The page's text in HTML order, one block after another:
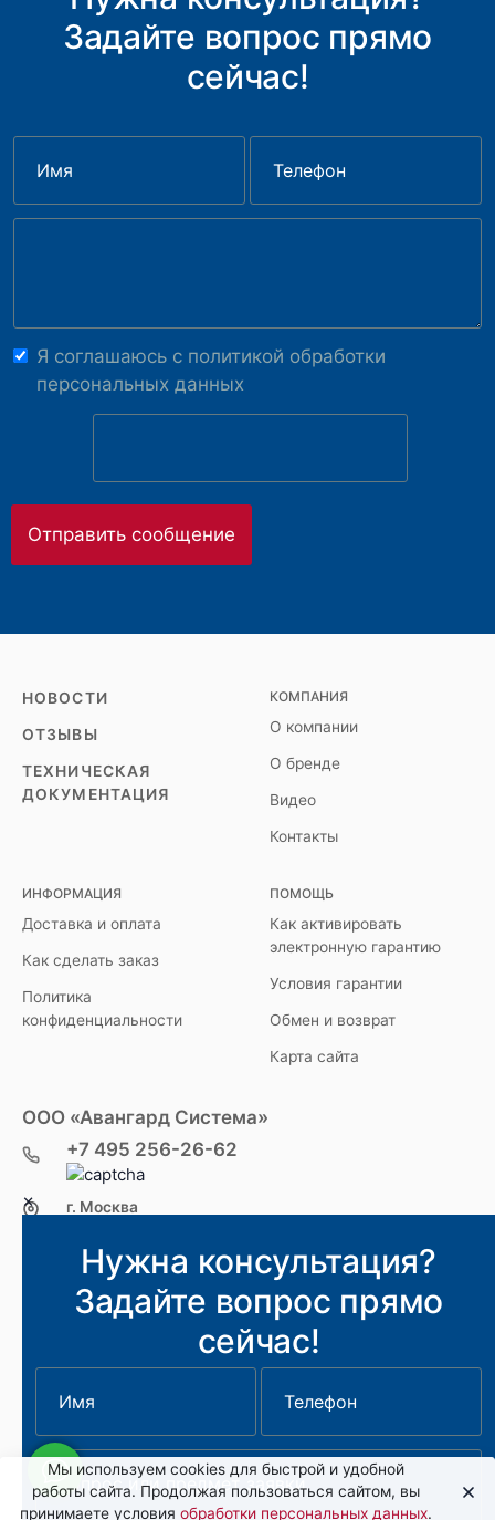
Задайте вопрос прямо
сейчас!
Я соглашаюсь с политикой обработки
персональных данных
НОВОСТИ
ОТЗЫВЫ
ТЕХНИЧЕСКАЯ
ДОКУМЕНТАЦИЯ
КОМПАНИЯ
О компании
О бренде
Видео
Контакты
ИНФОРМАЦИЯ
Доставка и оплата
Как сделать заказ
Политика
конфиденциальности
ПОМОЩЬ
Как активировать
электронную гарантию
Условия гарантии
Обмен и возврат
Карта сайта
ООО «Авангард Система»
+7 495 256-26-62
×
Нужна консультация?
Задайте вопрос прямо
сейчас!
г. Москва
ПН–ЧТ 9:00–18:00
ПТ 9:00–17:00
СБ–ВС — выходной
2011-2026 Водонагреватели Stiebel Eltron Официальный
Мы используем cookies для быстрой и удобной
работы сайта. Продолжая пользоваться сайтом, вы
принимаете условия обработки персональных данных.